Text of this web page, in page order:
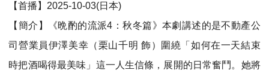
【首播】2025-10-03(日本)
【簡介】《晩酌的流派4：秋冬篇》本劇講述的是不動產公
司營業員伊澤美幸（栗山千明 飾）圍繞「如何在一天結束
時把酒喝得最美味」這一人生信條，展開的日常奮鬥。她將